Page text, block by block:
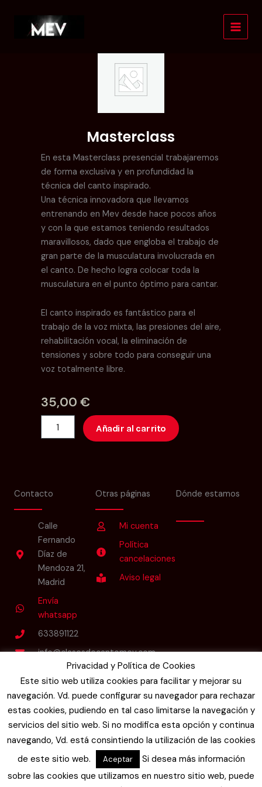
contenido
Masterclass
En esta Masterclass presencial trabajaremos
de forma exclusiva y en profundidad la
técnica del canto inspirado.
Una técnica innovadora que llevamos
entrenando en Mev desde hace pocos años
y con la que estamos teniendo resultados
maravillosos, dado que engloba el trabajo de
gran parte de la musculatura involucrada en
el canto. De hecho logra colocar toda la
musculatura en el punto óptimo para cantar.
El canto inspirado es fantástico para el
trabajo de la voz mixta, las presiones del aire,
rehabilitación vocal, la eliminación de
tensiones y sobre todo para conseguir una
voz totalmente libre.
35,00 €
Masterclass
cantidad
Añadir al carrito
Contacto
Calle
Fernando
Díaz de
Mendoza 21,
Madrid
Envía
whatsapp
633891122
info@clasesdecantomev.com
Follow Us
I
n
s
t
g
a
m
F
a
c
e
b
o
o
k
-
f
L
i
n
k
d
n
-
i
Y
o
u
t
u
b
e
Otras páginas
Mi cuenta
Política
cancelaciones
Aviso legal
Dónde estamos
Privacidad y Política de Cookies
Este sitio web utiliza cookies para facilitar y mejorar su
navegación. Vd. puede configurar su navegador para rechazar
estas cookies, pudiendo en tal caso limitarse la navegación y
servicios del sitio web. Si no modifica esta opción y continua
navegando, Vd. está consintiendo la utilización de las cookies
de este sitio web.
Aceptar
Si desea más información
sobre las cookies que utilizamos en nuestro sitio web, puede